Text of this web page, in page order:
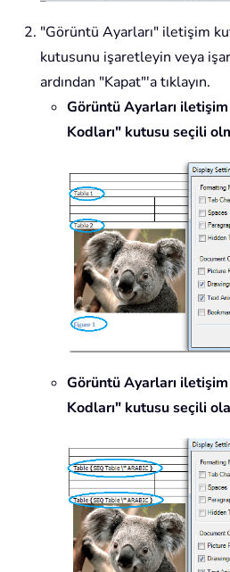
"Görüntü Ayarları" iletişim
kutusunu işaretleyin veya
ardından "Kapat"'a tıklayın.
Görüntü Ayarları
Kodları" kutusu seçili
Görüntü Ayarları
Kodları" kutusu seçili